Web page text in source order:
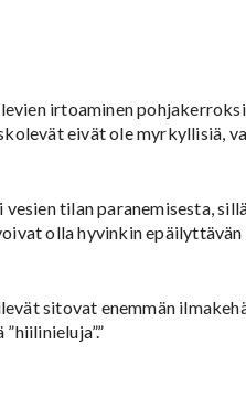
irtoaminen
eivät ole myrkyllisiä,
tilan paranemisesta,
olla hyvinkin epäilyttävän
sitovat enemmän